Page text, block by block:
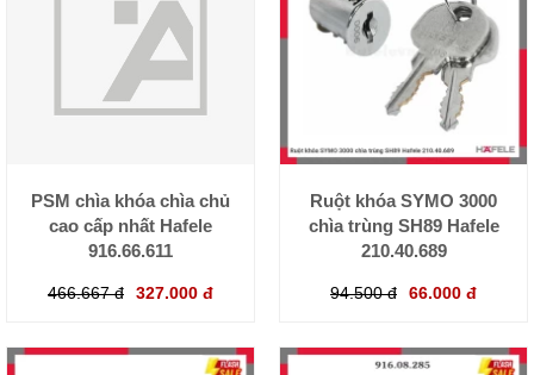
PSM chìa khóa chìa chủ
cao cấp nhất Hafele
916.66.611
466.667 đ 327.000 đ
Ruột khóa SYMO 3000
chìa trùng SH89 Hafele
210.40.689
94.500 đ 66.000 đ